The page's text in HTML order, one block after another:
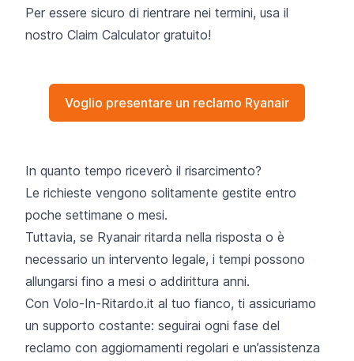
Per essere sicuro di rientrare nei termini, usa il
nostro Claim Calculator gratuito!
Voglio presentare un reclamo Ryanair
In quanto tempo riceverò il risarcimento?
Le richieste vengono solitamente gestite entro
poche settimane o mesi.
Tuttavia, se Ryanair ritarda nella risposta o è
necessario un intervento legale, i tempi possono
allungarsi fino a mesi o addirittura anni.
Con Volo-In-Ritardo.it al tuo fianco, ti assicuriamo
un supporto costante: seguirai ogni fase del
reclamo con aggiornamenti regolari e un’assistenza